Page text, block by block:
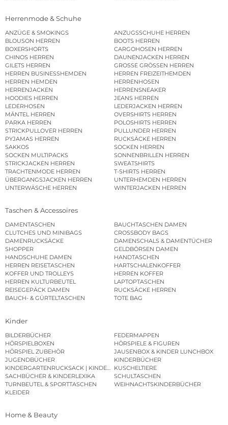
Herrenmode & Schuhe
ANZÜGE & SMOKINGS
ANZUGSSCHUHE HERREN
BLOUSON HERREN
BOOTS HERREN
BOXERSHORTS
CARGOHOSEN HERREN
CHINOS HERREN
DAUNENJACKEN HERREN
GILETS HERREN
GROSSE GRÖSSEN HERREN
HERREN BUSINESSHEMDEN
HERREN FREIZEITHEMDEN
HERREN HEMDEN
HERRENHOSEN
HERRENJACKEN
HERRENSNEAKER
HOODIES HERREN
JEANS HERREN
LEDERHOSEN
LEDERJACKEN HERREN
MÄNTEL HERREN
OVERSHIRTS HERREN
PARKA HERREN
POLOSHIRTS HERREN
STRICKPULLOVER HERREN
PULLUNDER HERREN
PYJAMAS HERREN
RUCKSÄCKE HERREN
SAKKOS
SOCKEN HERREN
SOCKEN MULTIPACKS
SONNENBRILLEN HERREN
STRICKJACKEN HERREN
SWEATSHIRTS
TRACHTENMODE HERREN
T-SHIRTS HERREN
ÜBERGANGSJACKEN HERREN
UNTERHEMDEN HERREN
UNTERWÄSCHE HERREN
WINTERJACKEN HERREN
Taschen & Accessoires
DAMENTASCHEN
BAUCHTASCHEN DAMEN
CLUTCHES UND MINIBAGS
CROSSBODY BAGS
DAMENRUCKSÄCKE
DAMENSCHALS & DAMENTÜCHER
SHOPPER
GELDBÖRSEN DAMEN
HANDSCHUHE DAMEN
HANDTASCHEN
HERREN REISETASCHEN
HARTSCHALENKOFFER
KOFFER UND TROLLEYS
HERREN KOFFER
HERREN KULTURBEUTEL
LAPTOPTASCHEN
REISEGEPÄCK DAMEN
RUCKSÄCKE HERREN
BAUCH- & GÜRTELTASCHEN
TOTE BAG
Kinder
BILDERBÜCHER
FEDERMAPPEN
HÖRSPIELBOXEN
HÖRSPIELE & FIGUREN
HÖRSPIEL ZUBEHÖR
JAUSENBOX & KINDER LUNCHBOX
JUGENDBÜCHER
KINDERBÜCHER
KINDERGARTENRUCKSACK | KINDERGARTENBEUTEL
KUSCHELTIERE
SACHBÜCHER & KINDERLEXIKA
SCHULTASCHEN
TURNBEUTEL & SPORTTASCHEN
WEIHNACHTSKINDERBÜCHER
KLEIDER
Home & Beauty